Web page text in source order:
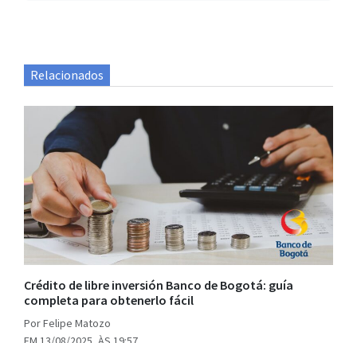
Relacionados
Crédito de libre inversión Banco de Bogotá: guía
completa para obtenerlo fácil
Por Felipe Matozo